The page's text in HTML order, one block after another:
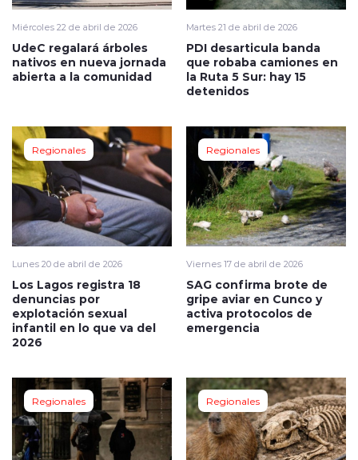
Miércoles 22 de abril de 2026
UdeC regalará árboles
nativos en nueva jornada
abierta a la comunidad
Martes 21 de abril de 2026
PDI desarticula banda
que robaba camiones en
la Ruta 5 Sur: hay 15
detenidos
Regionales
Lunes 20 de abril de 2026
Los Lagos registra 18
denuncias por
explotación sexual
infantil en lo que va del
2026
Regionales
Viernes 17 de abril de 2026
SAG confirma brote de
gripe aviar en Cunco y
activa protocolos de
emergencia
Regionales Regionales